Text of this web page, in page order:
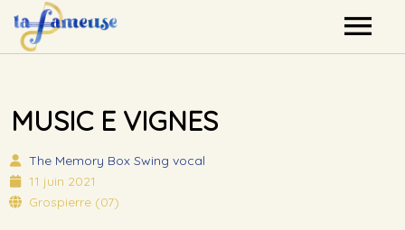
Agenda
Label
MUSIC E VIGNES
The Memory Box Swing vocal
11 juin 2021
Grospierre (07)